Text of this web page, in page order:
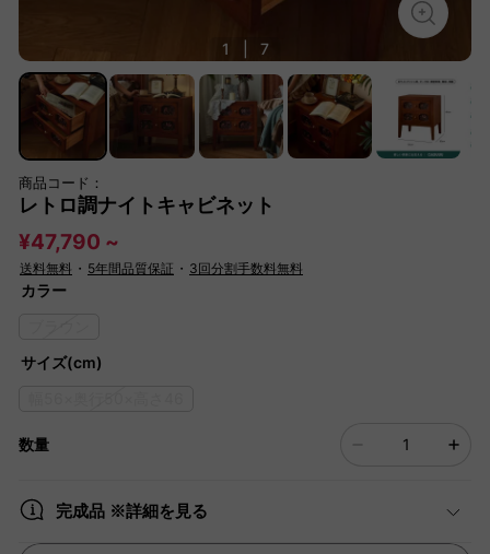
1 7
商品コード：
レトロ調ナイトキャビネット
¥47,790 ~
送料無料 ・ 5年間品質保証 ・ 3回分割手数料無料
カラー
サイズ(cm)
数量
完成品 ※詳細を見る